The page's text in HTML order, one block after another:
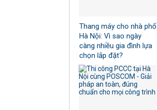
Thang máy cho nhà phố
Hà Nội: Vì sao ngày
càng nhiều gia đình lựa
chọn lắp đặt?